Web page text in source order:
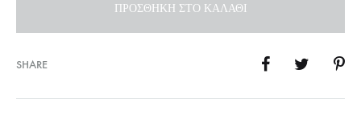
ΠΡΟΣΘΉΚΗ ΣΤΟ ΚΑΛΆΘΙ
SHARE